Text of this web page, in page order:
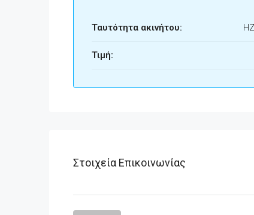
Ταυτότητα ακινήτου:
Τιμή:
Στοιχεία Επικοινωνίας